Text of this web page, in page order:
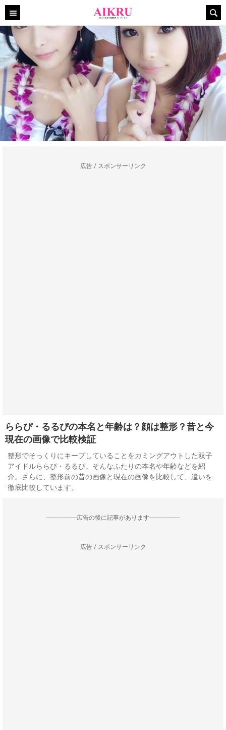
広告 / スポンサーリンク
ららぴ・るるぴの本名と年齢は？顔は整形？昔と今
現在の画像で比較検証
整形でそっくりにキープしていることをカミングアウトした双子
アイドルららぴ・るるぴ。そんなふたりの本名や年齢などを紹
介。さらに、整形前の昔の画像と現在の画像を比較して、違いを
徹底比較しています。
--------------------広告の後に記事があります--------------------
広告 / スポンサーリンク